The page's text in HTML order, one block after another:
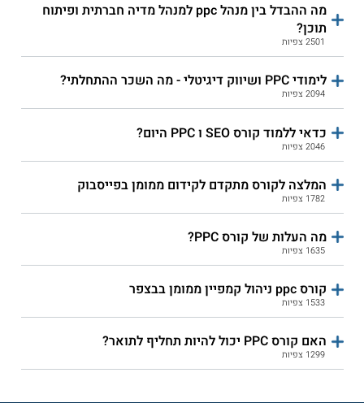
מה ההבדל בין מנהל ppc למנהל מדיה חברתית ופיתוח
תוכן?
2501 צפיות
לימודי PPC ושיווק דיגיטלי - מה השכר ההתחלתי?
2094 צפיות
כדאי ללמוד קורס SEO ו PPC היום?
2046 צפיות
המלצה לקורס מתקדם לקידום ממומן בפייסבוק
1782 צפיות
מה העלות של קורס PPC?
1635 צפיות
קורס ppc ניהול קמפיין ממומן בבצפר
1533 צפיות
האם קורס PPC יכול להיות תחליף לתואר?
1299 צפיות